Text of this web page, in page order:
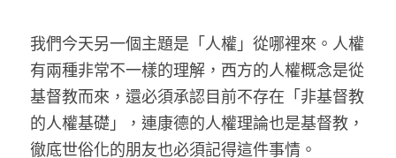
我們今天另一個主題是「人權」從哪裡來。人權
有兩種非常不一樣的理解，西方的人權概念是從
基督教而來，還必須承認目前不存在「非基督教
的人權基礎」，連康德的人權理論也是基督教，
徹底世俗化的朋友也必須記得這件事情。